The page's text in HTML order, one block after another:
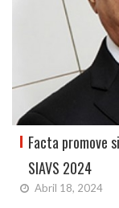
Facta promove
SIAVS 2024
Abril 18, 2024